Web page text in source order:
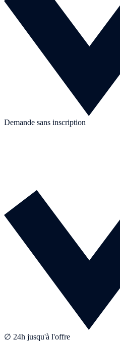
Demande sans inscription
∅ 24h jusqu'à l'offre